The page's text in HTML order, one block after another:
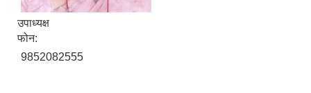
उपाध्यक्ष
फोन:
9852082555